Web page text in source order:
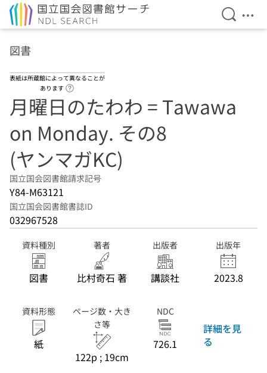
検索を
メ
図書
表紙は所蔵館によって異なることが
あります
月曜日のたわわ = Tawawa
on Monday. その8
(ヤンマガKC)
国立国会図書館請求記号
Y84-M63121
国立国会図書館書誌ID
032967528
資料種別
図書
著者
比村奇石 著
出版者
講談社
出版年
2023.8
資料形態
紙
ページ数・大き
さ等
122p ; 19cm
NDC
726.1
詳細を見
る